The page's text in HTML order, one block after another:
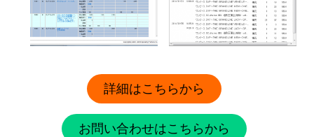
詳細はこちらから
お問い合わせはこちらから